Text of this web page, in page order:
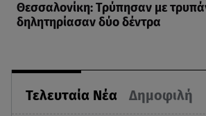
Τελευταία Νέα Δημοφιλή
Θεσσαλονίκη: Τρύπησαν με
δηλητηρίασαν δύο δέντρα